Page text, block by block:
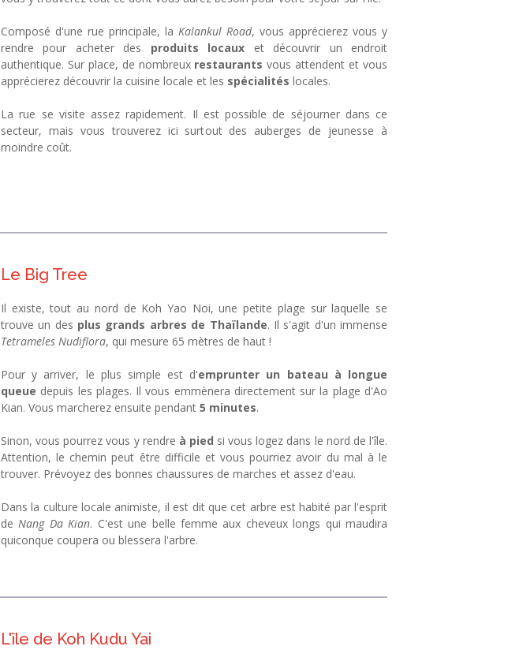
Composé d'une rue principale, la Kalankul Road, vous apprécierez vous y
rendre pour acheter des produits locaux et découvrir un endroit
authentique. Sur place, de nombreux restaurants vous attendent et vous
apprécierez découvrir la cuisine locale et les spécialités locales.
La rue se visite assez rapidement. Il est possible de séjourner dans ce
secteur, mais vous trouverez ici surtout des auberges de jeunesse à
moindre coût.
Le Big Tree
Il existe, tout au nord de Koh Yao Noi, une petite plage sur laquelle se
trouve un des plus grands arbres de Thaïlande. Il s'agit d'un immense
Tetrameles Nudiflora, qui mesure 65 mètres de haut !
Pour y arriver, le plus simple est d'emprunter un bateau à longue
queue depuis les plages. Il vous emmènera directement sur la plage d'Ao
Kian. Vous marcherez ensuite pendant 5 minutes.
Sinon, vous pourrez vous y rendre à pied si vous logez dans le nord de l'île.
Attention, le chemin peut être difficile et vous pourriez avoir du mal à le
trouver. Prévoyez des bonnes chaussures de marches et assez d'eau.
Dans la culture locale animiste, il est dit que cet arbre est habité par l'esprit
deNang Da Kian. C'est une belle femme aux cheveux longs qui maudira
quiconque coupera ou blessera l'arbre.
L'île de Koh Kudu Yai